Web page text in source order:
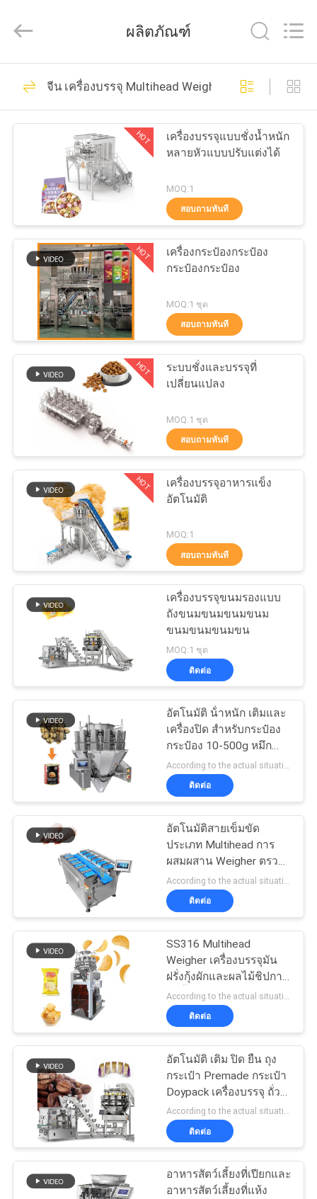
บ้าน
สินค้า
เกี่ยว
กับ
เรา
โรงงาน
ควบคุม
คุณภาพ
ติดต่อ
ข่าว
กรณี
ต่างๆ
แผนผัง
เว็บไซต์
ความ
ตัว
INTELLIGENT
EQUIPMENT
Reserved.
เครื่องชั่งหลายหัว
26
เครื่องบรรจุ
Multihead Weigher
212
เครื่องบรรจุเครื่องชั่ง
เชิงเส้น
เครื่องบรรจุขนม
ขบเคี้ยว
เครื่องบรรจุหลายเลน
22
เครื่องบรรจุผักและผล
เครื่องบรรจุอาหาร
แช่แข็ง
60
เครื่องบรรจุถั่ว
ผลิตภัณฑ์
จีน เครื่องบรรจุ Multihead Weigher
HOT
เครื่องบรรจุแบบชั่งน้ำหนัก
หลายหัวแบบปรับแต่งได้
MOQ:1
สอบถามทันที
HOT
เครื่องกระป๋องกระป๋อง
กระป๋องกระป๋อง
MOQ:1 ชุด
สอบถามทันที
HOT
ระบบชั่งและบรรจุที่
เปลี่ยนแปลง
MOQ:1 ชุด
สอบถามทันที
HOT
เครื่องบรรจุอาหารแข็ง
อัตโนมัติ
MOQ:1
สอบถามทันที
เครื่องบรรจุขนมรองแบบ
ถังขนมขนมขนมขนม
ขนมขนมขนมขน
MOQ:1 ชุด
ติดต่อ
อัตโนมัติ น้ําหนัก เติมและ
เครื่องปิด สําหรับกระป๋อง
กระป๋อง 10-500g หมึก
กระป๋อง
ติดต่อ
อัตโนมัติสายเข็มขัด
ประเภท Multihead การ
ผสมผสาน Weigher ตรวจ
สอบ Weigher เครื่องสําห
รับเท้าหมู
ติดต่อ
SS316 Multihead
Weigher เครื่องบรรจุมัน
ฝรั่งกุ้งผักและผลไม้ชิปการ
ชั่งน้ำหนักเชิงปริมาณ
ติดต่อ
อัตโนมัติ เติม ปิด ยืน ถุง
กระเป๋า Premade กระเป๋า
Doypack เครื่องบรรจุ ถั่ว
เครื่องบรรจุผลไม้แห้ง
According to the actual situation MOQ:1
ติดต่อ
อาหารสัตว์เลี้ยงที่เปียกและ
อาหารสัตว์เลี้ยงที่แห้ง